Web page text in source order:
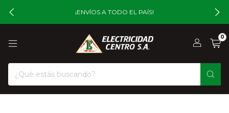
¡ENVÍOS A TODO EL PAÍS!
0